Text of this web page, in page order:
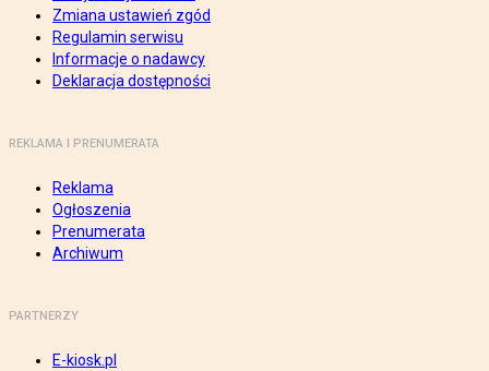
Zmiana ustawień zgód
Regulamin serwisu
Informacje o nadawcy
Deklaracja dostępności
REKLAMA I PRENUMERATA
Reklama
Ogłoszenia
Prenumerata
Archiwum
PARTNERZY
E-kiosk.pl